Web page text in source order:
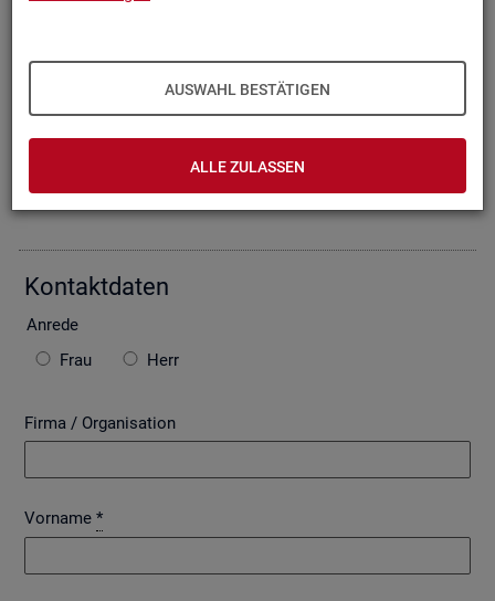
AUSWAHL BESTÄTIGEN
ALLE ZULASSEN
ten wir Ihre An­fra­ge per E-Mail, so­fern Sie damit ein­ver­stan­
den sind. Bitte be­ach­ten Sie auch die unten ste­hen­den Hin­
wei­se zu ggf. ent­ste­hen­den Kos­ten.
Die mit * ge­kenn­zeich­ne­ten Fel­der sind Pflicht­fel­der.
Kon­takt­da­ten
An­re­de
Frau
Herr
Firma / Organisation
Vorname *